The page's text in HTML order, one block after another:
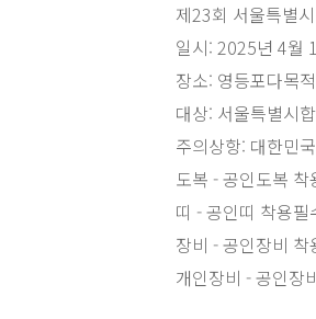
제23회 서울특별
일시: 2025년 4월
장소: 영등포다목
대상: 서울특별시
주의상항: 대한민
도복 - 공인도복 착
띠 - 공인띠 착용필
장비 - 공인장비 착
개인장비 - 공인장